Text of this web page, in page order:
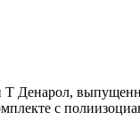
Т Денарол,
с